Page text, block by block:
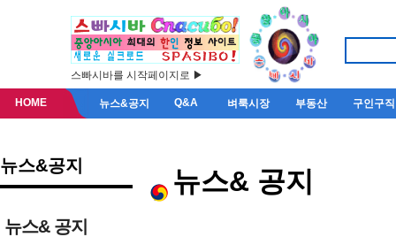
스빠시바를 시작페이지로 ▶
HOME 뉴스&공지 Q&A 벼룩시장 부동산 구인구직
뉴스&공지
뉴스& 공지
뉴스& 공지